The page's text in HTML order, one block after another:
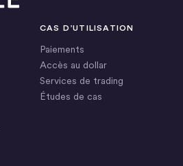
CAS D’UTILISATION
Paiements
Accès au dollar
Services de trading
Études de cas